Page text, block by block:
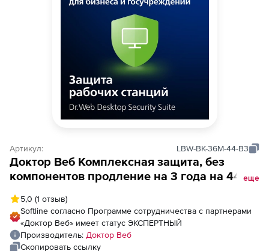
Артикул: LBW-BK-36M-44-B3
Доктор Веб Комплексная защита, без
компонентов продление на 3 года на 44
еще
5,0 (1 отзыв)
Softline согласно Программе сотрудничества с партнерами
«Доктор Веб» имеет статус ЭКСПЕРТНЫЙ
Производитель: Доктор Веб
Скопировать ссылку